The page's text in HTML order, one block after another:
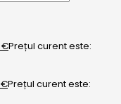
€Prețul curent este:
€Prețul curent este: